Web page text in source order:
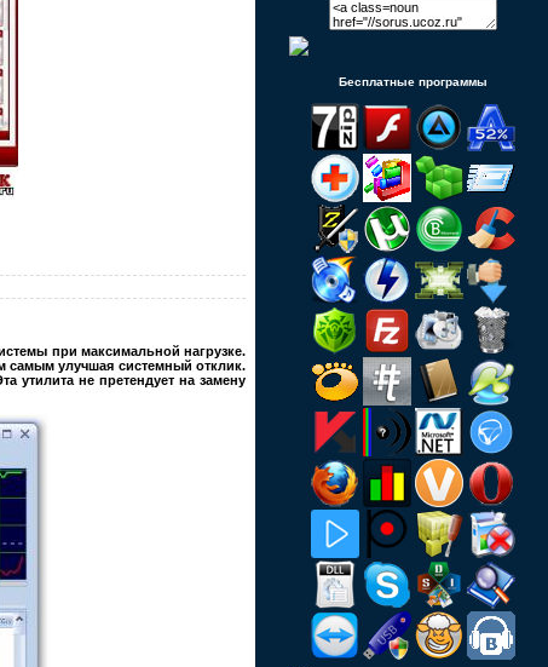
при максимальной нагрузке.
самым улучшая системный отклик.
утилита не претендует на замену
Бесплатные программы